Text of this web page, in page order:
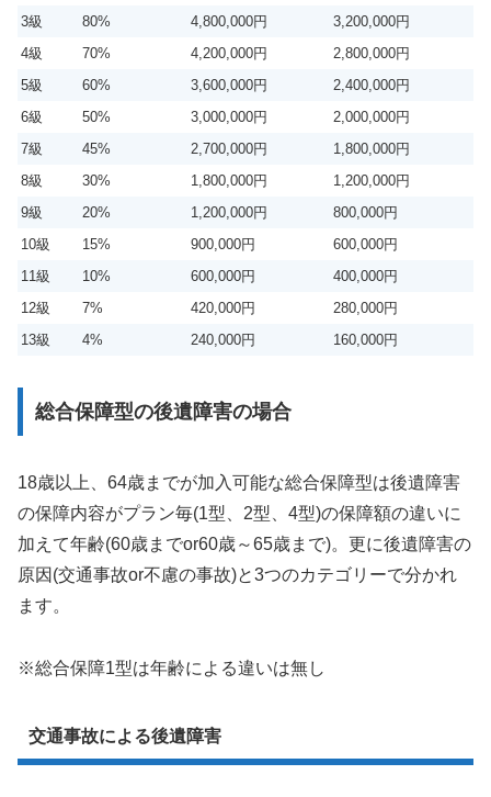
3級
80% 4,800,000円
3,200,000円
4級
70% 4,200,000円
2,800,000円
5級
60% 3,600,000円
2,400,000円
6級
50% 3,000,000円
2,000,000円
7級
45% 2,700,000円
1,800,000円
8級
30% 1,800,000円
1,200,000円
9級
20% 1,200,000円
800,000円
10級
15% 900,000円
600,000円
11級
10% 600,000円
400,000円
12級
7% 420,000円
280,000円
13級
4% 240,000円 160,000円
総合保障型の後遺障害の場合
18歳以上、64歳までが加入可能な総合保障型は後遺障害
の保障内容がプラン毎(1型、2型、4型)の保障額の違いに
加えて年齢(60歳までor60歳～65歳まで)。更に後遺障害の
原因(交通事故or不慮の事故)と3つのカテゴリーで分かれ
ます。
※総合保障1型は年齢による違いは無し
交通事故による後遺障害